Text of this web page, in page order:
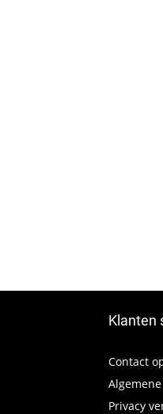
Klanten
Contact
Privacy